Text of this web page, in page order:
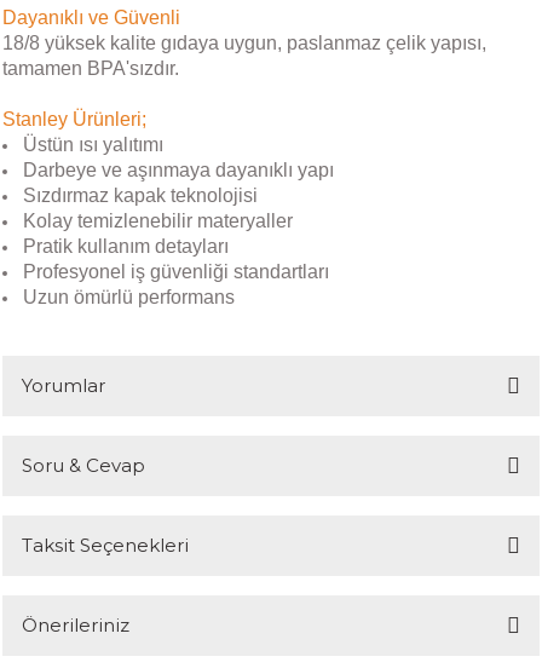
Dayanıklı ve Güvenli
18/8 yüksek kalite gıdaya uygun, paslanmaz çelik yapısı,
tamamen BPA'sızdır.
Stanley Ürünleri;
Üstün ısı yalıtımı
Darbeye ve aşınmaya dayanıklı yapı
Sızdırmaz kapak teknolojisi
Kolay temizlenebilir materyaller
Pratik kullanım detayları
Profesyonel iş güvenliği standartları
Uzun ömürlü performans
Yorumlar
Soru & Cevap
Taksit Seçenekleri
Önerileriniz